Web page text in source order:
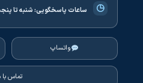
◷ ساعات پاسخگویی:شنبه تا پنجشنبه |
واتساپ
تماس با